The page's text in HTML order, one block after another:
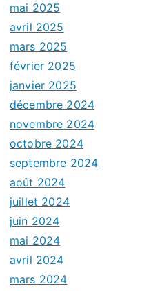
mai 2025
avril 2025
mars 2025
février 2025
janvier 2025
décembre 2024
novembre 2024
octobre 2024
septembre 2024
août 2024
juillet 2024
juin 2024
mai 2024
avril 2024
mars 2024